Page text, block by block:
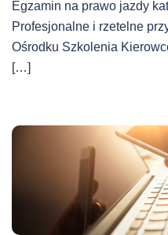
Egzamin na prawo jazdy
Profesjonalne i rzetelne
Ośrodku Szkolenia
[…]